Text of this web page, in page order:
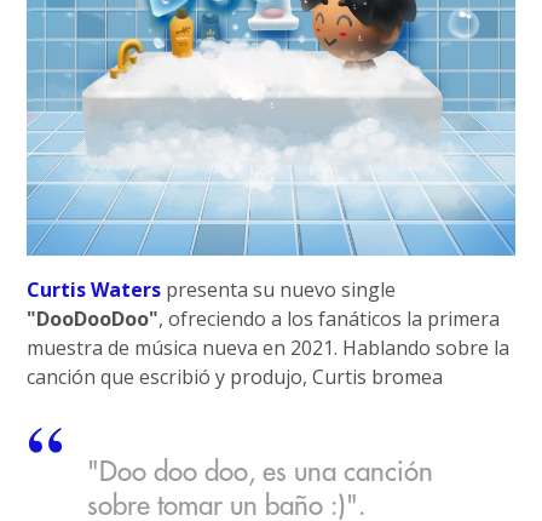
Curtis Waters presenta su nuevo single
"DooDooDoo", ofreciendo a los fanáticos la primera
muestra de música nueva en 2021. Hablando sobre la
canción que escribió y produjo, Curtis bromea
"Doo doo doo, es una canción
sobre tomar un baño :)".